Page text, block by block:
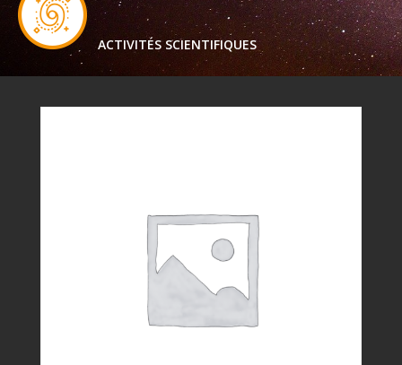
ACTIVITÉS SCIENTIFIQUES